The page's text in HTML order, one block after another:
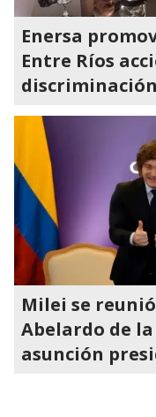
Enersa
Entre Ríos
discriminación
Milei se
Abelardo de
asunción